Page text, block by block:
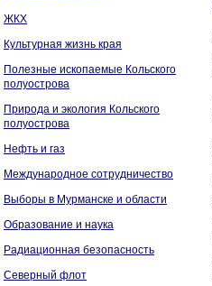
ЖКХ
Культурная жизнь края
Полезные ископаемые Кольского
полуострова
Природа и экология Кольского
полуострова
Нефть и газ
Международное сотрудничество
Выборы в Мурманске и области
Образование и наука
Радиационная безопасность
Северный флот